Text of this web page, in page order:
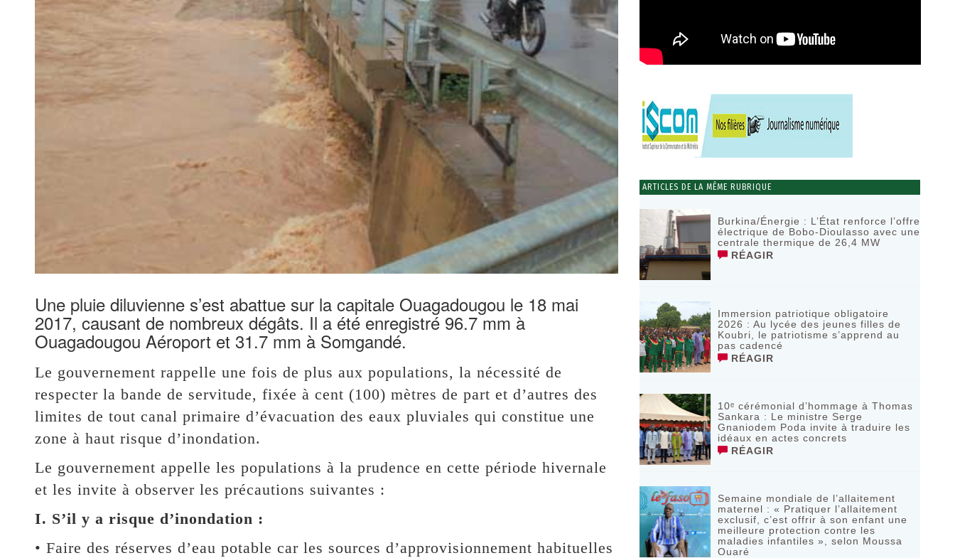
Une pluie diluvienne s’est abattue sur la capitale Ouagadougou le 18 mai
2017, causant de nombreux dégâts. Il a été enregistré 96.7 mm à
Ouagadougou Aéroport et 31.7 mm à Somgandé.
Le gouvernement rappelle une fois de plus aux populations, la nécessité de
respecter la bande de servitude, fixée à cent (100) mètres de part et d’autres des
limites de tout canal primaire d’évacuation des eaux pluviales qui constitue une
zone à haut risque d’inondation.
Le gouvernement appelle les populations à la prudence en cette période hivernale
et les invite à observer les précautions suivantes :
I. S’il y a risque d’inondation :
• Faire des réserves d’eau potable car les sources d’approvisionnement habituelles
ARTICLES DE LA MÊME RUBRIQUE
Burkina/Énergie : L’État renforce l’offre
électrique de Bobo-Dioulasso avec une
centrale thermique de 26,4 MW
RÉAGIR
Immersion patriotique obligatoire
2026 : Au lycée des jeunes filles de
Koubri, le patriotisme s’apprend au
pas cadencé
RÉAGIR
10ᵉ cérémonial d’hommage à Thomas
Sankara : Le ministre Serge
Gnaniodem Poda invite à traduire les
idéaux en actes concrets
RÉAGIR
Semaine mondiale de l’allaitement
maternel : « Pratiquer l’allaitement
exclusif, c’est offrir à son enfant une
meilleure protection contre les
maladies infantiles », selon Moussa
Ouaré